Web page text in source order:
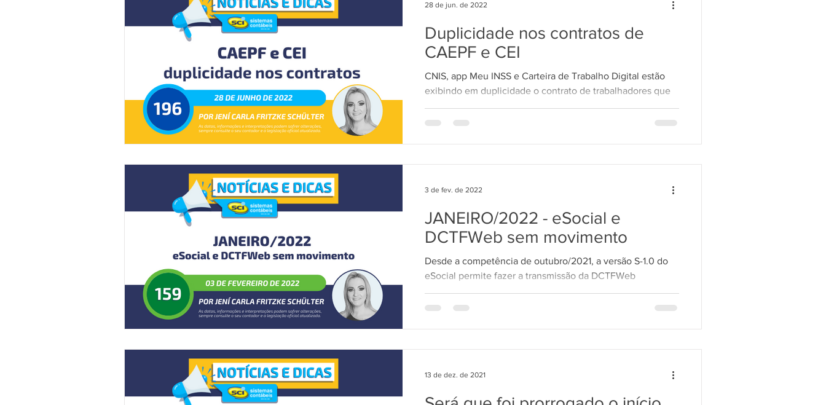
Duplicidade nos contratos de
CAEPF e CEI
CNIS, app Meu INSS e Carteira de Trabalho Digital estão
exibindo em duplicidade o contrato de trabalhadores que
28 de jun. de 2022
JANEIRO/2022 - eSocial e
DCTFWeb sem movimento
Desde a competência de outubro/2021, a versão S-1.0 do
eSocial permite fazer a transmissão da DCTFWeb
3 de fev. de 2022
13 de dez. de 2021